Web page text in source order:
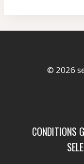
© 2026
CONDITIONS